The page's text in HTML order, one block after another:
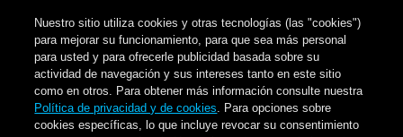
Nuestro sitio utiliza cookies y otras tecnologías (las "cookies")
para mejorar su funcionamiento, para que sea más personal
para usted y para ofrecerle publicidad basada sobre su
actividad de navegación y sus intereses tanto en este sitio
como en otros. Para obtener más información consulte nuestra
Política de privacidad y de cookies. Para opciones sobre
cookies específicas, lo que incluye revocar su consentimiento